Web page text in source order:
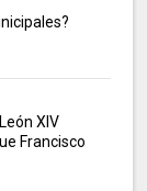
XIV
Francisco